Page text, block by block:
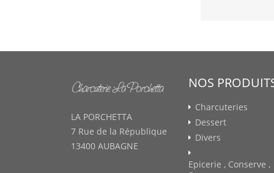
LA PORCHETTA
7 Rue de la République
13400 AUBAGNE
NOS
Charcuteries
Dessert
Divers
Epicerie , Conserve ,